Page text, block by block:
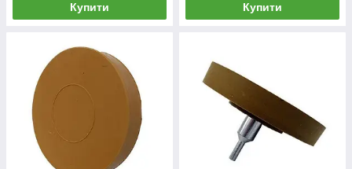
Купити Купити